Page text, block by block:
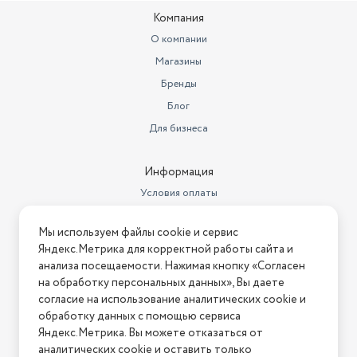
пластик
1.8 м
1 бар
щетка
горизонтальное отпаривание
Длина сетевого шнура
1.7 м
Компания
О компании
Магазины
Бренды
Блог
Для бизнеса
Информация
Условия оплаты
Условия возврата
Нашли ошибку на сайте? Напишите нам
2026 © Интернет-магазин "АстМаркет". У нас есть всё!
Политика конфиденциальности
Мы используем файлы cookie и сервис
Яндекс.Метрика для корректной работы сайта и
анализа посещаемости. Нажимая кнопку «Согласен
на обработку персональных данных», Вы даете
согласие на использование аналитических cookie и
обработку данных с помощью сервиса
Яндекс.Метрика. Вы можете отказаться от
аналитических cookie и оставить только